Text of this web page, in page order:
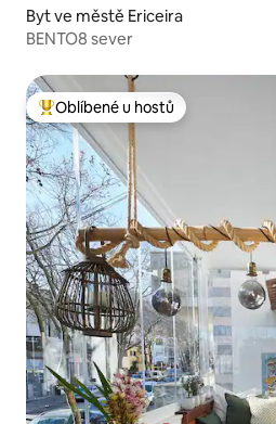
Byt ve městě Ericeira
BENTO8 sever
Nejlepší v kategorii Oblíbené u
Oblíbené u hostů